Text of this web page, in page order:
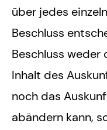
über jedes
Beschluss
Beschluss weder
Inhalt des
noch das
abändern kann,